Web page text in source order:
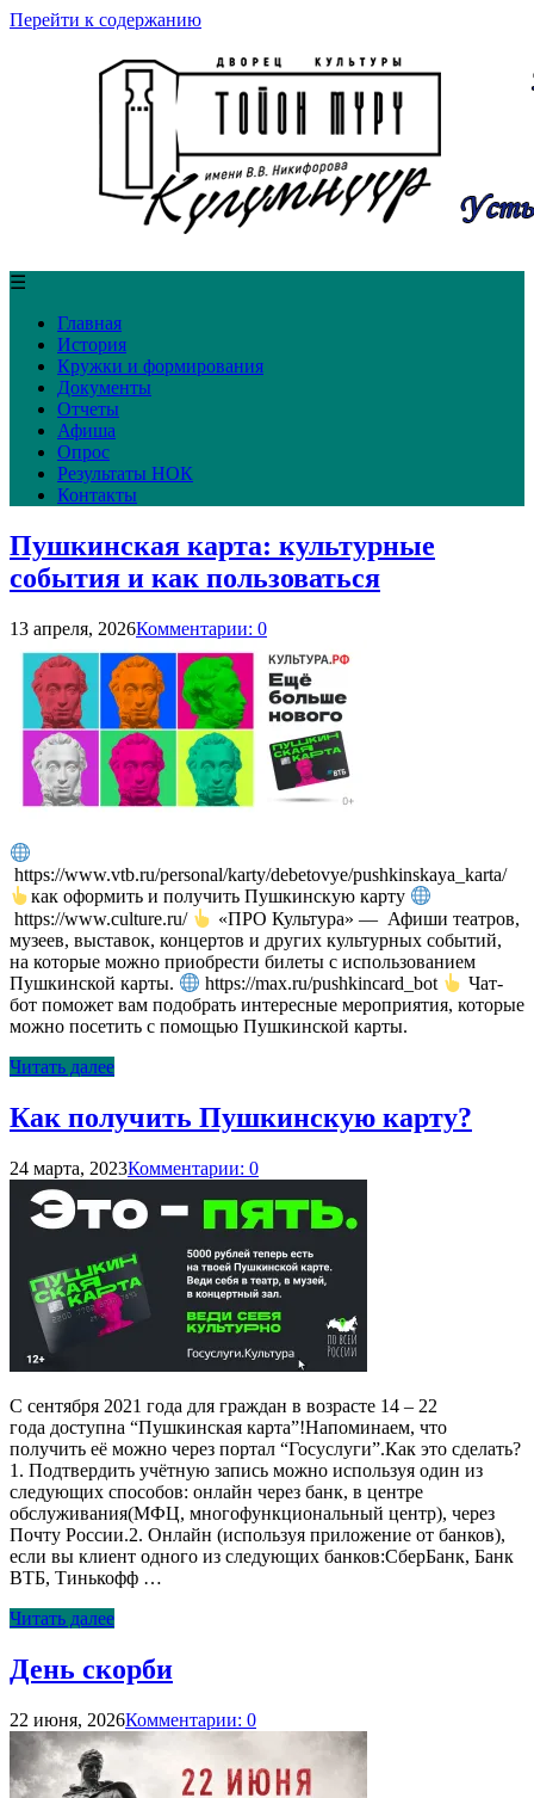
Перейти к содержанию
☰
Главная
История
Кружки и формирования
Документы
Отчеты
Афиша
Опрос
Результаты НОК
Контакты
Пушкинская карта: культурные
события и как пользоваться
13 апреля, 2026Комментарии: 0
https://www.vtb.ru/personal/karty/debetovye/pushkinskaya_karta/
как оформить и получить Пушкинскую карту
https://www.culture.ru/
«ПРО Культура» — Афиши театров,
музеев, выставок, концертов и других культурных событий,
на которые можно приобрести билеты с использованием
Пушкинской карты.
https://max.ru/pushkincard_bot
Чат-
бот поможет вам подобрать интересные мероприятия, которые
можно посетить с помощью Пушкинской карты.
Читать далее
Как получить Пушкинскую карту?
24 марта, 2023Комментарии: 0
С сентября 2021 года для граждан в возрасте 14 – 22
года доступна “Пушкинская карта”!Напоминаем, что
получить её можно через портал “Госуслуги”.Как это сделать?
1. Подтвердить учётную запись можно используя один из
следующих способов: онлайн через банк, в центре
обслуживания(МФЦ, многофункциональный центр), через
Почту России.2. Онлайн (используя приложение от банков),
если вы клиент одного из следующих банков:СберБанк, Банк
ВТБ, Тинькофф …
Читать далее
День скорби
22 июня, 2026Комментарии: 0